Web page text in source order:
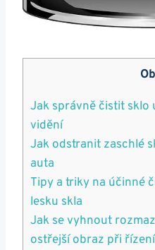
Jak správně čistit​ sklo
vidění
Jak ⁣odstranit zaschlé
⁢auta
Tipy a triky na účinné
lesku skla
Jak se vyhnout
ostřejší obraz při řízení